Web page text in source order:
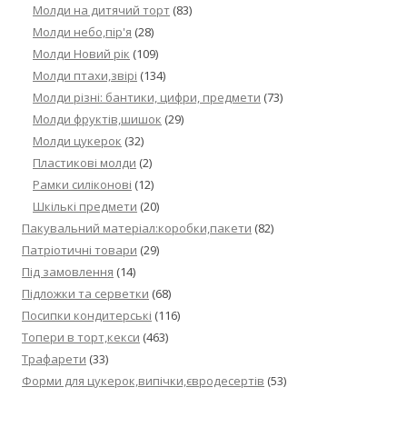
Молди на дитячий торт (83)
Молди небо,пір'я (28)
Молди Новий рік (109)
Молди птахи,звірі (134)
Молди різні: бантики, цифри, предмети (73)
Молди фруктів,шишок (29)
Молди цукерок (32)
Пластикові молди (2)
Рамки силіконові (12)
Шкількі предмети (20)
Пакувальний матеріал:коробки,пакети (82)
Патріотичні товари (29)
Під замовлення (14)
Підложки та серветки (68)
Посипки кондитерські (116)
Топери в торт,кекси (463)
Трафарети (33)
Форми для цукерок,випічки,євродесертів (53)